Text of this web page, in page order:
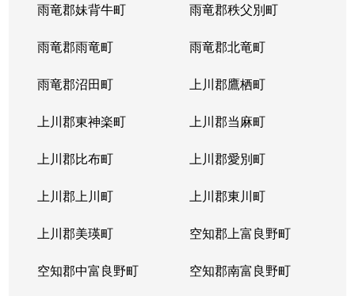
雨竜郡妹背牛町 雨竜郡秩父別町
雨竜郡雨竜町 雨竜郡北竜町
雨竜郡沼田町 上川郡鷹栖町
上川郡東神楽町 上川郡当麻町
上川郡比布町 上川郡愛別町
上川郡上川町 上川郡東川町
上川郡美瑛町 空知郡上富良野町
空知郡中富良野町 空知郡南富良野町